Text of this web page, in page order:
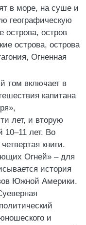
в море, на суше и
географическую
острова, остров
острова, острова
Огненная
том включает в
капитана
лет, и вторую
10–11 лет. Во
книги.
Огней» – для
история
Южной Америки.
и